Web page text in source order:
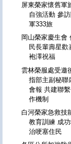
屏東榮家懷舊軍
自強活動 參
軍333旅
岡山榮家慶生會
民長輩壽星歡
袍澤祝福
雲林榮服處受邀
指部主副秘聯
會報 共建聯
作機制
白河榮家急救技
教育訓練 成
治哽塞住民